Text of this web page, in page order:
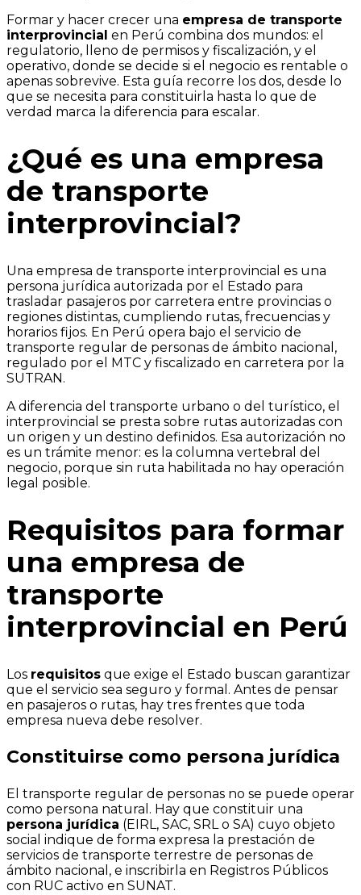
Formar y hacer crecer una empresa de transporte
interprovincial en Perú combina dos mundos: el
regulatorio, lleno de permisos y fiscalización, y el
operativo, donde se decide si el negocio es rentable o
apenas sobrevive. Esta guía recorre los dos, desde lo
que se necesita para constituirla hasta lo que de
verdad marca la diferencia para escalar.
¿Qué es una empresa
de transporte
interprovincial?
Una empresa de transporte interprovincial es una
persona jurídica autorizada por el Estado para
trasladar pasajeros por carretera entre provincias o
regiones distintas, cumpliendo rutas, frecuencias y
horarios fijos. En Perú opera bajo el servicio de
transporte regular de personas de ámbito nacional,
regulado por el MTC y fiscalizado en carretera por la
SUTRAN.
A diferencia del transporte urbano o del turístico, el
interprovincial se presta sobre rutas autorizadas con
un origen y un destino definidos. Esa autorización no
es un trámite menor: es la columna vertebral del
negocio, porque sin ruta habilitada no hay operación
legal posible.
Requisitos para formar
una empresa de
transporte
interprovincial en Perú
Los requisitos que exige el Estado buscan garantizar
que el servicio sea seguro y formal. Antes de pensar
en pasajeros o rutas, hay tres frentes que toda
empresa nueva debe resolver.
Constituirse como persona jurídica
El transporte regular de personas no se puede operar
como persona natural. Hay que constituir una
persona jurídica (EIRL, SAC, SRL o SA) cuyo objeto
social indique de forma expresa la prestación de
servicios de transporte terrestre de personas de
ámbito nacional, e inscribirla en Registros Públicos
con RUC activo en SUNAT.